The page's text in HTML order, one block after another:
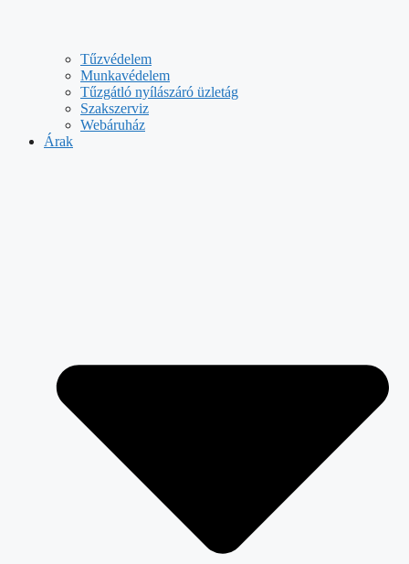
Tűzvédelem
Munkavédelem
Tűzgátló nyílászáró üzletág
Szakszerviz
Webáruház
Árak